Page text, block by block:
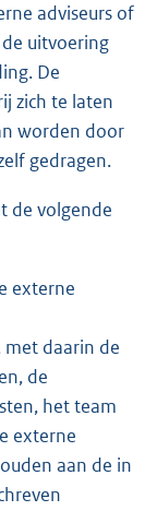
adviseurs of
uitvoering
De
zich te laten
worden door
gedragen.
de volgende
externe
daarin de
de
het team
externe
aan de in